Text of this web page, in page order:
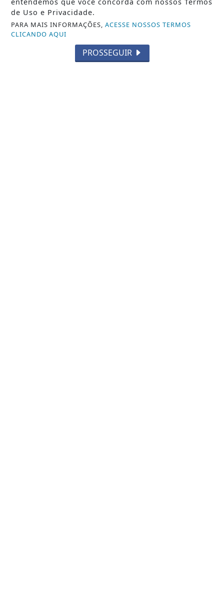
MÚSICA
João Teixeira estreia no cenário
de Uso e Privacidade.
PARA MAIS INFORMAÇÕES,ACESSE NOSSOS TERMOS
CLICANDO AQUI
PROSSEGUIR